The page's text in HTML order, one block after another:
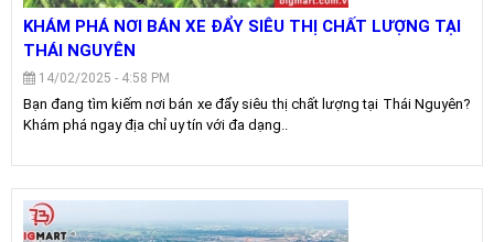
KHÁM PHÁ NƠI BÁN XE ĐẨY SIÊU THỊ CHẤT LƯỢNG TẠI
THÁI NGUYÊN
14/02/2025 - 4:58 PM
Bạn đang tìm kiếm nơi bán xe đẩy siêu thị chất lượng tại Thái Nguyên?
Khám phá ngay địa chỉ uy tín với đa dạng..